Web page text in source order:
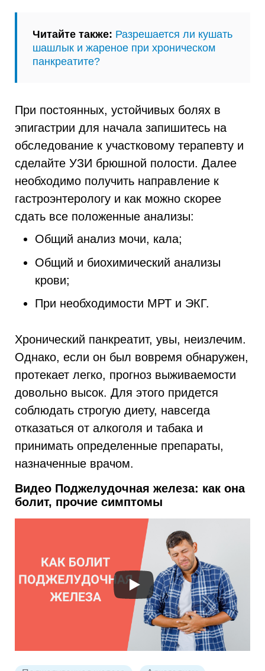
Читайте также: Разрешается ли кушать
шашлык и жареное при хроническом
панкреатите?
При постоянных, устойчивых болях в
эпигастрии для начала запишитесь на
обследование к участковому терапевту и
сделайте УЗИ брюшной полости. Далее
необходимо получить направление к
гастроэнтерологу и как можно скорее
сдать все положенные анализы:
Общий анализ мочи, кала;
Общий и биохимический анализы
крови;
При необходимости МРТ и ЭКГ.
Хронический панкреатит, увы, неизлечим.
Однако, если он был вовремя обнаружен,
протекает легко, прогноз выживаемости
довольно высок. Для этого придется
соблюдать строгую диету, навсегда
отказаться от алкоголя и табака и
принимать определенные препараты,
назначенные врачом.
Видео Поджелудочная железа: как она
болит, прочие симптомы